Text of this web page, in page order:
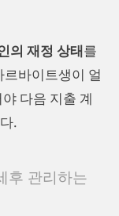
의 재정 상태를
바이트생이 얼
다음 지출 계
.
후 관리하는